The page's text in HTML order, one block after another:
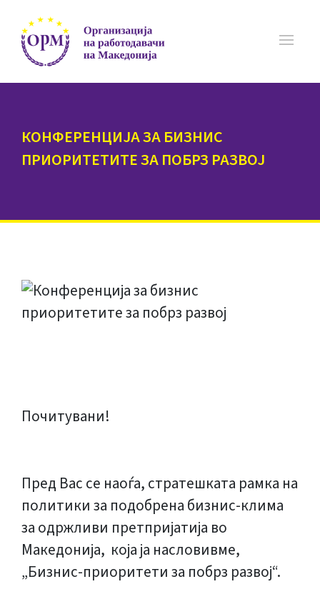
КОНФЕРЕНЦИЈА ЗА БИЗНИС
ПРИОРИТЕТИТЕ ЗА ПОБРЗ РАЗВОЈ
Почитувани!
Пред Вас се наоѓа, стратешката рамка на
политики за подобрена бизнис-клима
за одржливи претпријатија во
Македонија, која ја насловивме,
„Бизнис-приоритети за побрз развој“.